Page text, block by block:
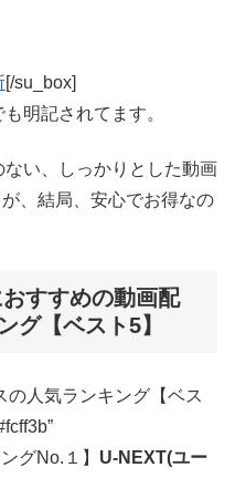
[/su_box]
明記されてます。
い、しっかりとした動画
、結局、安心でお得なの
すすめの動画配
グ【ベスト5】
の人気ランキング【ベス
グNo.１】 U-NEXT(ユー